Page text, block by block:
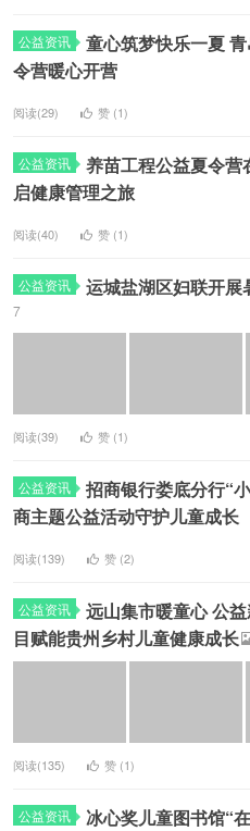
公益资讯
童心筑梦快乐一夏
令营暖心开营
阅读(29) 赞 (1)
公益资讯
养苗工程公益夏令
启健康管理之旅
阅读(40) 赞 (1)
公益资讯 运城盐湖区妇联开
7
阅读(39) 赞 (1)
公益资讯
招商银行娄底分行“
商主题公益活动守护儿童成长
阅读(139) 赞 (2)
公益资讯
远山集市暖童心 公
目赋能贵州乡村儿童健康成长
阅读(135) 赞 (1)
公益资讯
冰心奖儿童图书馆“